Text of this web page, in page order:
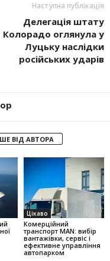
Наступна публікація
Делегація штату
Колорадо оглянула у
Луцьку наслідки
російських ударів
ВІД АВТОРА
Цікаво
Комерційний
транспорт MAN: вибір
вантажівки, сервіс і
ефективне управління
автопарком